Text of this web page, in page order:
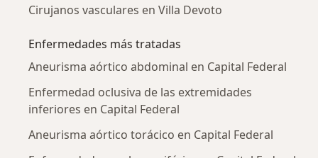
Cirujanos vasculares en Villa Devoto
Enfermedades más tratadas
Aneurisma aórtico abdominal en Capital Federal
Enfermedad oclusiva de las extremidades
inferiores en Capital Federal
Aneurisma aórtico torácico en Capital Federal